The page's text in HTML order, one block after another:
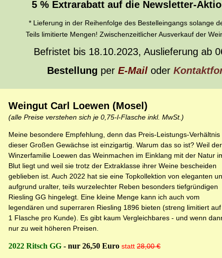
5 % Extrarabatt auf die Newsletter-
* Lieferung in der Reihenfolge des Bestelleingangs solange
Teils limitierte Mengen! Zwischenzeitlicher Ausverkauf der
Befristet bis 18.10.2023, Auslieferung ab
Bestellung per E-Mail oder
Weingut Carl Loewen (Mosel)
(alle Preise verstehen sich je 0,75-l-Flasche inkl. MwSt.)
Meine besondere Empfehlung, denn das Preis-Leistungs-Verhältnis
dieser Großen Gewächse ist einzigartig. Warum das so ist? Weil der
Winzerfamilie Loewen das Weinmachen im Einklang mit der Natur
Blut liegt und weil sie trotz der Extraklasse ihrer Weine bescheiden
geblieben ist. Auch 2022 hat sie eine Topkollektion von eleganten
aufgrund uralter, teils wurzelechter Reben besonders tiefgründigen
Riesling GG hingelegt. Eine kleine Menge kann ich auch vom
legendären und superraren Riesling 1896 bieten (streng limitiert auf
1 Flasche pro Kunde). Es gibt kaum Vergleichbares - und wenn
nur zu weit höheren Preisen.
2022 Ritsch GG - nur 26,50 Euro statt 28,00 €